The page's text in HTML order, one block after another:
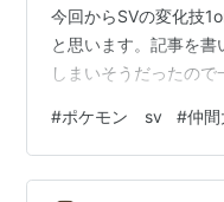
今回からSVの変化技
と思います。記事を
しまいそうだったの
モンでしたがSVでは
うか。早速始めていき
ール】 覚えさせてい
#ポケモン sv #仲間